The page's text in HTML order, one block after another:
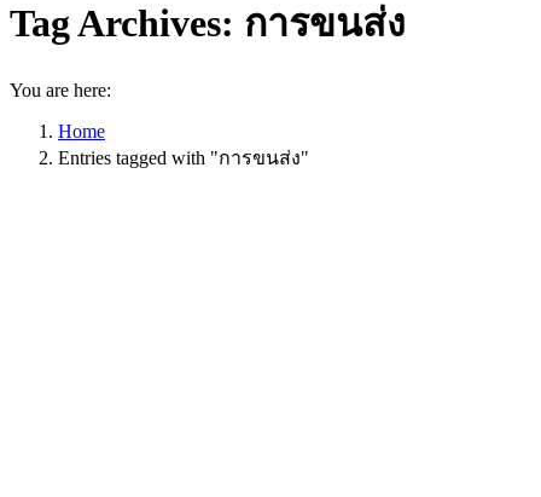
Tag Archives: การขนส่ง
You are here:
Home
Entries tagged with "การขนส่ง"